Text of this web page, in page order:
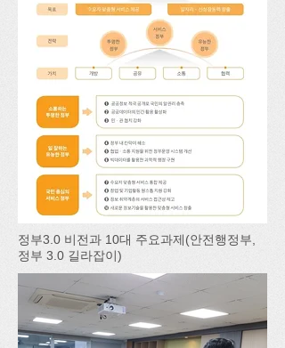
정부3.0 비전과 10대 주요과제(안전행정부,
정부 3.0 길라잡이)